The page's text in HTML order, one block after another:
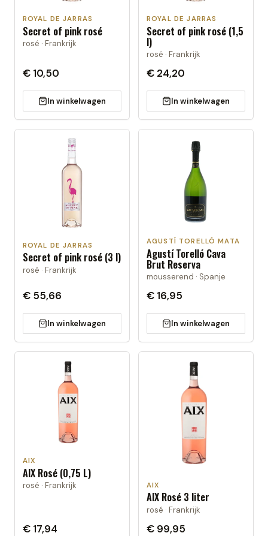
ROYAL DE JARRAS
Secret of pink rosé
rosé · Frankrijk
€ 10,50
In winkelwagen
ROYAL DE JARRAS
Secret of pink rosé (1,5
l)
rosé · Frankrijk
€ 24,20
In winkelwagen
ROYAL DE JARRAS
Secret of pink rosé (3 l)
rosé · Frankrijk
€ 55,66
In winkelwagen
AGUSTÍ TORELLÓ MATA
Agustí Torelló Cava
Brut Reserva
mousserend · Spanje
€ 16,95
In winkelwagen
AIX
AIX Rosé (0,75 L)
rosé · Frankrijk
€ 17,94
AIX
AIX Rosé 3 liter
rosé · Frankrijk
€ 99,95